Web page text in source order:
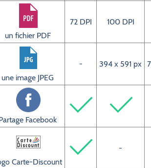
un fichier PDF
72 DPI 100 DPI
une image JPEG
- 394 x 591 px
Facebook
Carte-Discount
-